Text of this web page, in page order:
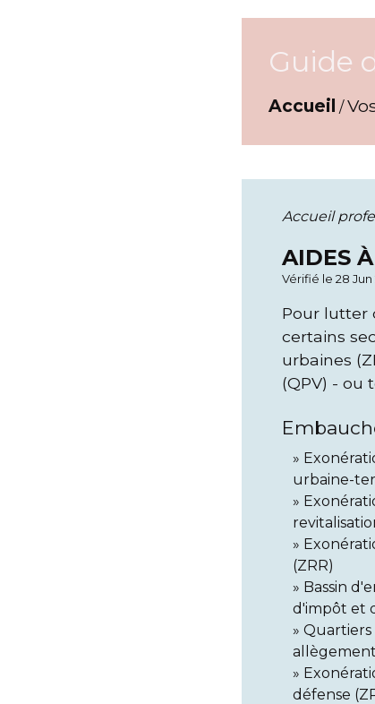
Guide
Accueil /
Accueil
AIDES
Vérifié le 28
Pour lutter
certains
urbaines
(QPV) - ou
urbaine-
(ZRR)
Bassin
d'impôt et
Quartiers
défense